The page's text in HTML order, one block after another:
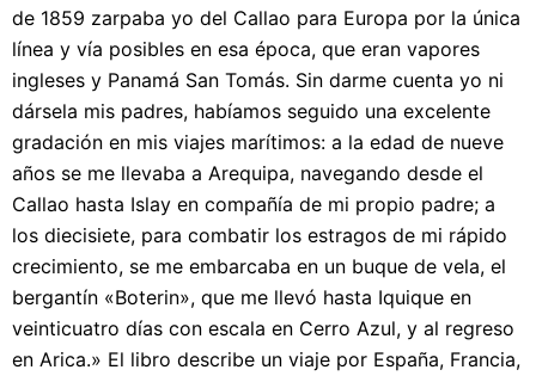
de 1859 zarpaba yo del Callao para Europa por la única
línea y vía posibles en esa época, que eran vapores
ingleses y Panamá San Tomás. Sin darme cuenta yo ni
dársela mis padres, habíamos seguido una excelente
gradación en mis viajes marítimos: a la edad de nueve
años se me llevaba a Arequipa, navegando desde el
Callao hasta Islay en compañía de mi propio padre; a
los diecisiete, para combatir los estragos de mi rápido
crecimiento, se me embarcaba en un buque de vela, el
bergantín «Boterin», que me llevó hasta Iquique en
veinticuatro días con escala en Cerro Azul, y al regreso
en Arica.» El libro describe un viaje por España, Francia,